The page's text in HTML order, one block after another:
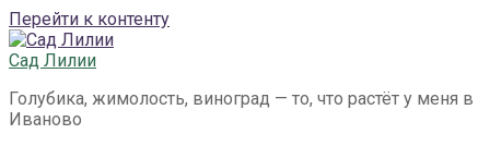
Перейти к контенту
Сад Лилии
Голубика, жимолость, виноград — то, что растёт у меня в
Иваново